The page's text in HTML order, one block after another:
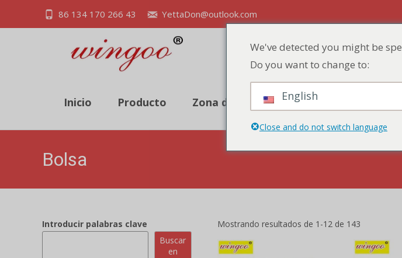
86 134 170 266 43 YettaDon@outlook.com
Inicio Producto Zona de descuento Presupuesto
Bolsa
Mostrando resultados de 1-12 de 143
Introducir palabras clave
Buscar
en
We've detected you might be
Do you want to change to:
English
Close and do not switch language